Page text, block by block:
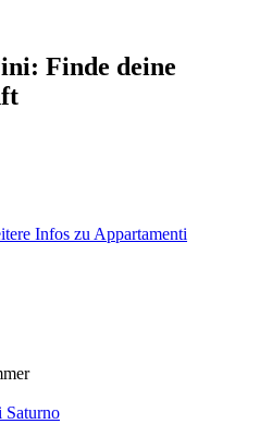
Finde deine
Infos zu Appartamenti
Saturno